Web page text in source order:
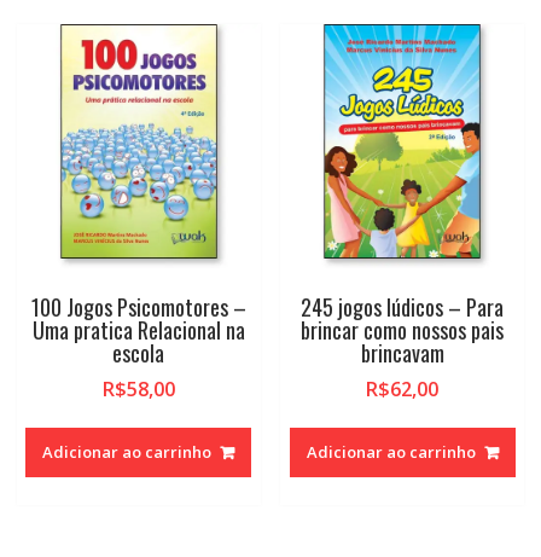
100 Jogos Psicomotores –
Uma pratica Relacional na
escola
R$58,00
Adicionar ao carrinho
245 jogos lúdicos – Para
brincar como nossos pais
brincavam
R$62,00
Adicionar ao carrinho